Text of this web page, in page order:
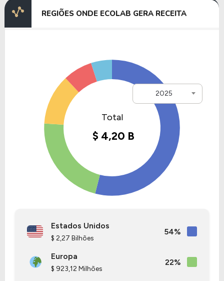
REGIÕES ONDE ECOLAB GERA RECEITA
2025
Estados Unidos
$ 2,27 Bilhões
54%
Europa
$ 923,12 Milhões
22%